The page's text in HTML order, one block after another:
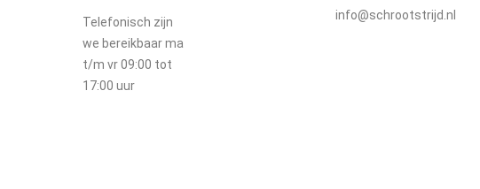
Telefonisch zijn
we bereikbaar ma
t/m vr 09:00 tot
17:00 uur
info@schrootstrijd.nl